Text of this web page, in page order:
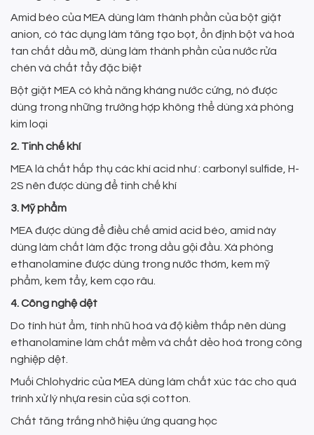
Amid béo của MEA dùng làm thành phần của bột giặt
anion, có tác dụng làm tăng tạo bọt, ổn định bột và hoà
tan chất dầu mỡ, dùng làm thành phần của nước rửa
chén và chất tẩy đặc biệt
Bột giặt MEA có khả năng kháng nước cứng, nó được
dùng trong những trường hợp không thể dùng xà phòng
kim loại
2. Tinh chế khí
MEA là chất hấp thụ các khí acid như : carbonyl sulfide, H­
2S nên được dùng để tinh chế khí
3. Mỹ phẩm
MEA được dùng để điều chế amid acid béo, amid này
dùng làm chất làm đặc trong dầu gội đầu. Xà phòng
ethanolamine được dùng trong nước thơm, kem mỹ
phẩm, kem tẩy, kem cạo râu.
4. Công nghệ dệt
Do tính hút ẩm, tính nhũ hoá và độ kiềm thấp nên dùng
ethanolamine làm chất mềm và chất dẻo hoá trong công
nghiệp dệt.
Muối Chlohydric của MEA dùng làm chất xúc tác cho quá
trình xử lý nhựa resin của sợi cotton.
Chất tăng trắng nhờ hiệu ứng quang học